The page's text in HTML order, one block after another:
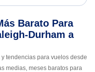
Barato Para
Durham a
tendencias para vuelos desde
medias, meses baratos para